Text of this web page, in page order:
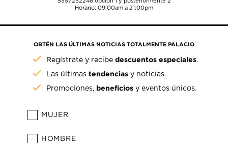
Horario: 09:00am a 21:00pm
OBTÉN LAS ÚLTIMAS NOTICIAS TOTALMENTE PALACIO
Regístrate y recibedescuentos especiales.
Las últimastendencias y noticias.
Promociones, beneficios y eventos únicos.
MUJER
HOMBRE